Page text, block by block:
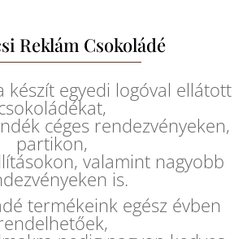
Reklám Csokoládé
készít egyedi logóval ellátott
céges rendezvényeken,
partikon,
valamint nagyobb
is.
termékeink egész évben